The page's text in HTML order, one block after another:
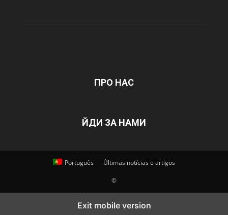
ПРО НАС
ЙДИ ЗА НАМИ
Português Últimas notícias e artigos
©
Exit mobile version